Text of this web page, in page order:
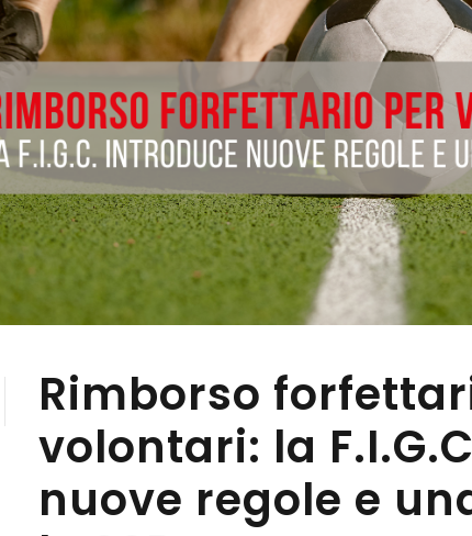
Rimborso
volontari: la
nuove regole e